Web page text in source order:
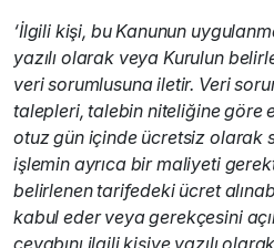
‘İlgili kişi, bu Kanunun
yazılı olarak veya Kurulun
veri sorumlusuna iletir. Veri
talepleri, talebin niteliğine göre
otuz gün içinde ücretsiz olarak
işlemin ayrıca bir maliyeti
belirlenen tarifedeki ücret
kabul eder veya gerekçesini
cevabını ilgili kişiye yazılı